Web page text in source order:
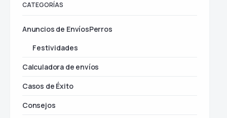
CATEGORÍAS
Anuncios de EnvíosPerros
Festividades
Calculadora de envíos
Casos de Éxito
Consejos